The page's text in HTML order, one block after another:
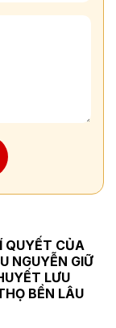
QUYẾT CỦA
NGUYỄN GIỮ
LƯU
BỀN LÂU